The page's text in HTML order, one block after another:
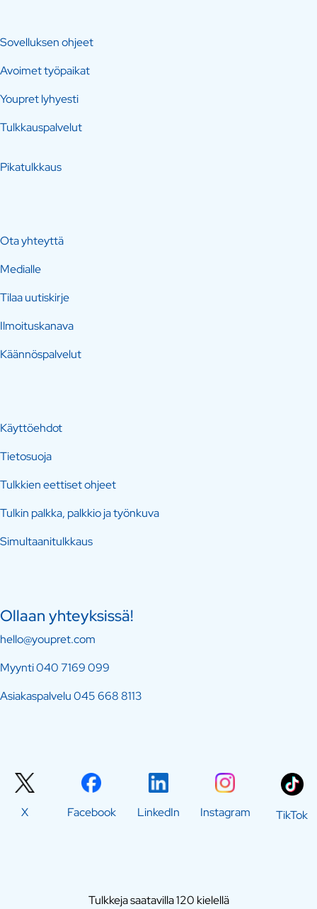
Sovelluksen ohjeet
Avoimet työpaikat
Youpret lyhyesti
Tulkkauspalvelut
Pikatulkkaus
Ota yhteyttä
Medialle
Tilaa uutiskirje
Ilmoituskanava
Käännöspalvelut
Käyttöehdot
Tietosuoja
Tulkkien eettiset ohjeet
Tulkin palkka, palkkio ja työnkuva
Simultaanitulkkaus
Ollaan yhteyksissä!
hello@youpret.com
Myynti040 7169 099
Asiakaspalvelu045 668 8113
X Facebook LinkedIn Instagram TikTok
Tulkkeja saatavilla 120 kielellä